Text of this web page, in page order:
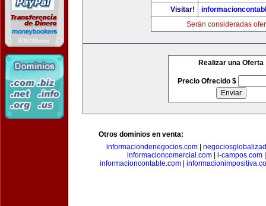
Visitar!
Serán consideradas
Realizar una Oferta
Precio Ofrecido $
Otros dominios en venta:
informaciondenegocios.com|
informacioncomercial.com| i-campos.com
informacioncontable.com